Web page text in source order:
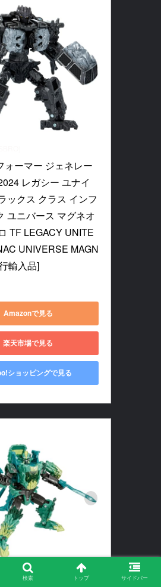
ォーマー ジェネレー
レガシー ユナイ
ックス クラス インフ
ユニバース マグネオ
TF LEGACY UNITE
UNIVERSE MAGN
輸入品]
Amazonで見る
楽天市場で見る
ショッピングで見る
TOMY)
検索 トップ サイドバー